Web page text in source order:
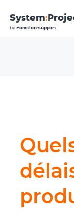
System:
byFonction:Support